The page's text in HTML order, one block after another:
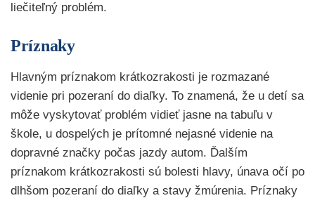
liečiteľný problém.
Príznaky
Hlavným príznakom krátkozrakosti je rozmazané
videnie pri pozeraní do diaľky. To znamená, že u detí sa
môže vyskytovať problém vidieť jasne na tabuľu v
škole, u dospelých je prítomné nejasné videnie na
dopravné značky počas jazdy autom. Ďalším
príznakom krátkozrakosti sú bolesti hlavy, únava očí po
dlhšom pozeraní do diaľky a stavy žmúrenia. Príznaky